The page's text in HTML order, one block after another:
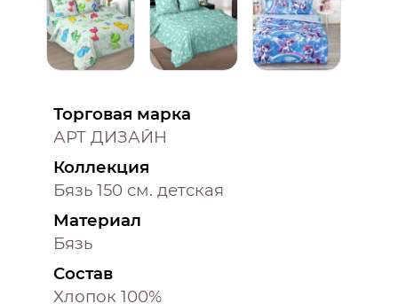
Торговая марка
АРТ ДИЗАЙН
Коллекция
Бязь 150 см. детская
Материал
Бязь
Состав
Хлопок 100%